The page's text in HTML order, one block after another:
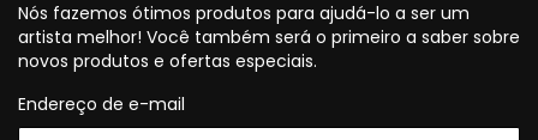
Nós fazemos ótimos produtos para ajudá-lo a ser um
artista melhor! Você também será o primeiro a saber sobre
novos produtos e ofertas especiais.
Endereço de e-mail